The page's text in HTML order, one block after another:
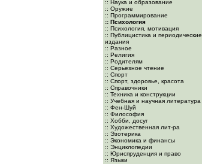
:: Наука и образование
:: Оружие
:: Программирование
:: Психология
:: Психология, мотивация
:: Публицистика и периодические
издания
:: Разное
:: Религия
:: Родителям
:: Серьезное чтение
:: Спорт
:: Спорт, здоровье, красота
:: Справочники
:: Техника и конструкции
:: Учебная и научная литература
:: Фен-Шуй
:: Философия
:: Хобби, досуг
:: Художественная лит-ра
:: Эзотерика
:: Экономика и финансы
:: Энциклопедии
:: Юриспруденция и право
:: Языки